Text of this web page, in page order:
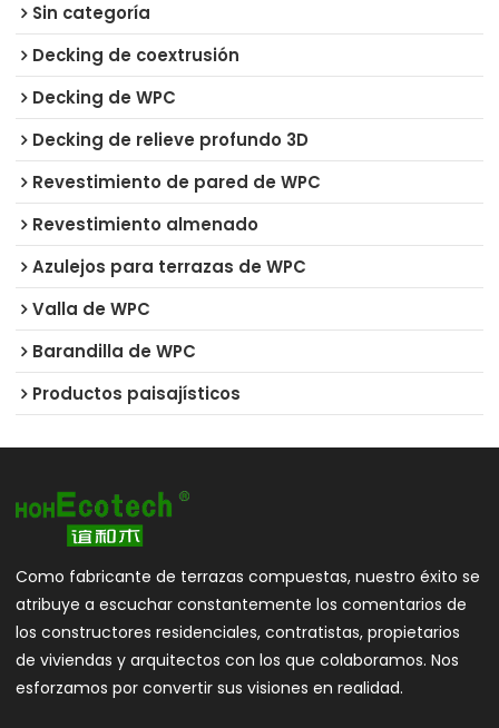
Sin categoría
Decking de coextrusión
Decking de WPC
Decking de relieve profundo 3D
Revestimiento de pared de WPC
Revestimiento almenado
Azulejos para terrazas de WPC
Valla de WPC
Barandilla de WPC
Productos paisajísticos
Como fabricante de terrazas compuestas, nuestro éxito se
atribuye a escuchar constantemente los comentarios de
los constructores residenciales, contratistas, propietarios
de viviendas y arquitectos con los que colaboramos. Nos
esforzamos por convertir sus visiones en realidad.